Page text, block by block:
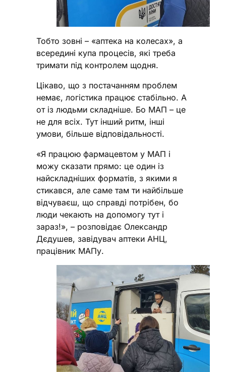
Тобто зовні – «аптека на колесах», а
всередині купа процесів, які треба
тримати під контролем щодня.
Цікаво, що з постачанням проблем
немає, логістика працює стабільно. А
от із людьми складніше. Бо МАП – це
не для всіх. Тут інший ритм, інші
умови, більше відповідальності.
«Я працюю фармацевтом у МАП і
можу сказати прямо: це один із
найскладніших форматів, з якими я
стикався, але саме там ти найбільше
відчуваєш, що справді потрібен, бо
люди чекають на допомогу тут і
зараз!», – розповідає Олександр
Дєдушев, завідувач аптеки АНЦ,
працівник МАПу.